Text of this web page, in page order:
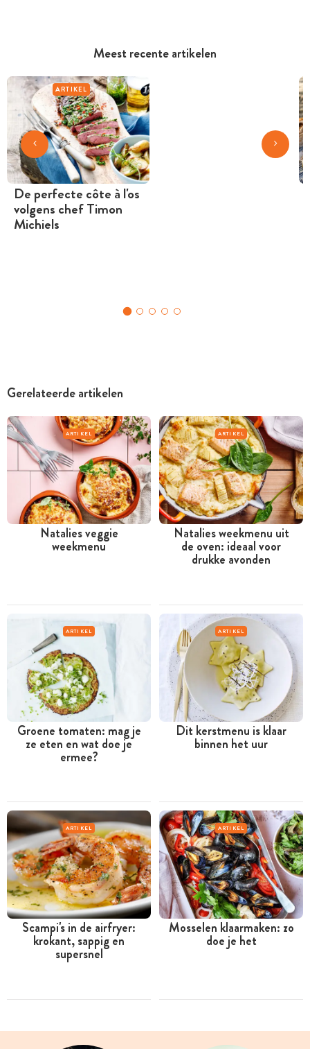
Meest recente artikelen
ARTIKEL
De perfecte côte à l'os
volgens chef Timon
Michiels
Gerelateerde artikelen
ARTIKEL
Natalies veggie
weekmenu
ARTIKEL
Natalies weekmenu uit
de oven: ideaal voor
drukke avonden
ARTIKEL
Groene tomaten: mag je
ze eten en wat doe je
ermee?
ARTIKEL
Dit kerstmenu is klaar
binnen het uur
ARTIKEL
Scampi's in de airfryer:
krokant, sappig en
supersnel
ARTIKEL
Mosselen klaarmaken: zo
doe je het